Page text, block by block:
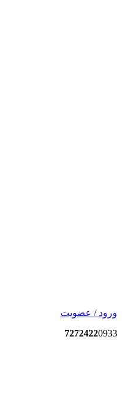
ورود / عضویت
72724220933